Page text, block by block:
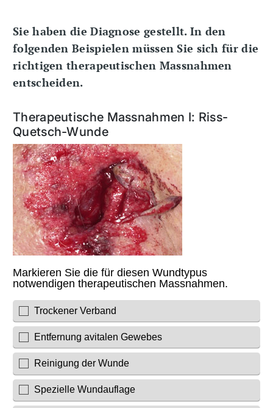
Sie haben die Diagnose gestellt. In den
folgenden Beispielen müssen Sie sich für die
richtigen therapeutischen Massnahmen
entscheiden.
Therapeutische Massnahmen I: Riss-
Quetsch-Wunde